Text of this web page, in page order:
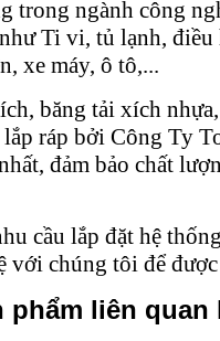
trong ngành công
Ti vi, tủ lạnh, điều
xe máy, ô tô,...
băng tải xích
ráp bởi Công Ty
đảm bảo chất
cầu lắp đặt hệ
với chúng tôi để
phẩm liên quan